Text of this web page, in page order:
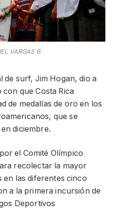
VARGAS B.
de surf, Jim Hogan, dio a
que Costa Rica
de medallas de oro en los
que se
diciembre.
el Comité Olímpico
recolectar la mayor
en las diferentes cinco
a la primera incursión de
Deportivos